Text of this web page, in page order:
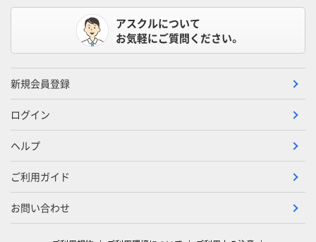
アスクルについて
お気軽にご質問ください。
新規会員登録
ログイン
ヘルプ
ご利用ガイド
お問い合わせ